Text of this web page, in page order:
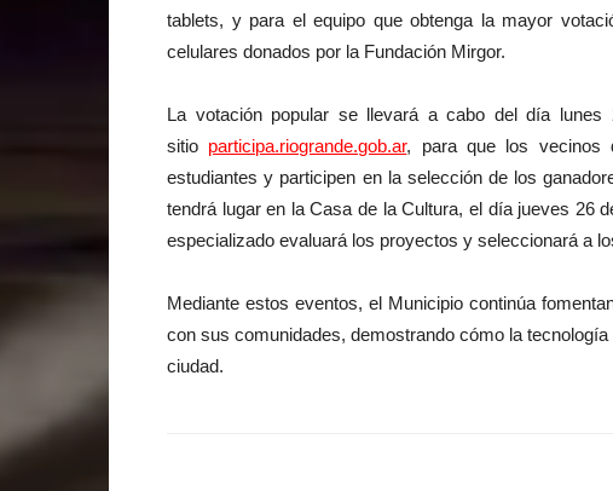
tablets, y para el equipo que obtenga la mayor
celulares donados por la Fundación Mirgor.
La votación popular se llevará a cabo del día
sitio participa.riogrande.gob.ar, para que los vecinos
estudiantes y participen en la selección de los
tendrá lugar en la Casa de la Cultura, el día jueves 26
especializado evaluará los proyectos y seleccionará a
Mediante estos eventos, el Municipio continúa
con sus comunidades, demostrando cómo la
ciudad.